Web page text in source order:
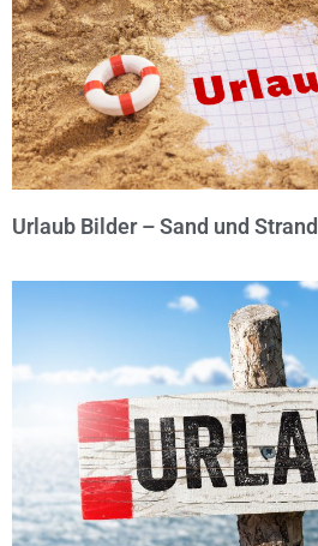
Urlaub Bilder – Sand und Strand